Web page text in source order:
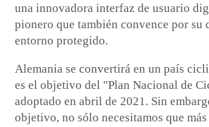
una innovadora interfaz de usuario
pionero que también convence por su
entorno protegido.
Alemania se convertirá en un país
es el objetivo del "Plan Nacional de
adoptado en abril de 2021. Sin
objetivo, no sólo necesitamos que más